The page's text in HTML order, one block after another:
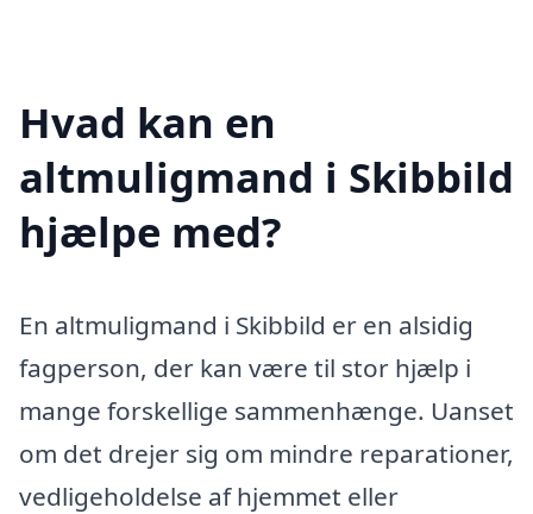
Hvad kan en
altmuligmand i Skibbild
hjælpe med?
En altmuligmand i Skibbild er en alsidig
fagperson, der kan være til stor hjælp i
mange forskellige sammenhænge. Uanset
om det drejer sig om mindre reparationer,
vedligeholdelse af hjemmet eller